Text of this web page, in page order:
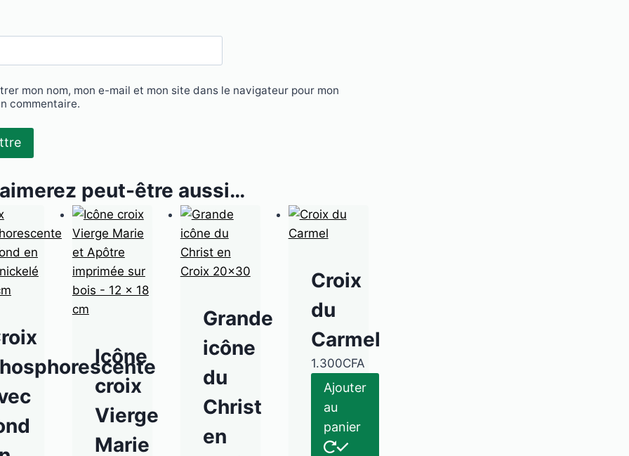
mon nom, mon e-mail et mon site dans le navigateur pour mon
commentaire.
peut-être aussi…
Icône
croix
Vierge
Marie
Grande
icône
du
Christ
en
Croix
du
Carmel
1.300CFA
Ajouter
au
panier